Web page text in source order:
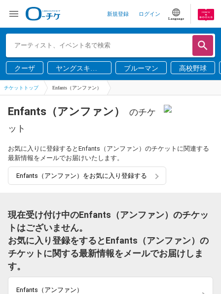
新規登録 ログイン
Language
クーザ
ヤングスキニ
ー
ブルーマン 高校野球
チケットトップ Enfants（アンファン）
Enfants（アンファン）
のチケ
ット
お気に入りに登録するとEnfants（アンファン）のチケットに関連する
最新情報をメールでお届けいたします。
Enfants（アンファン）をお気に入り登録する
現在受け付け中のEnfants（アンファン）のチケッ
トはございません。
お気に入り登録をするとEnfants（アンファン）の
チケットに関する最新情報をメールでお届けしま
す。
Enfants（アンファン）